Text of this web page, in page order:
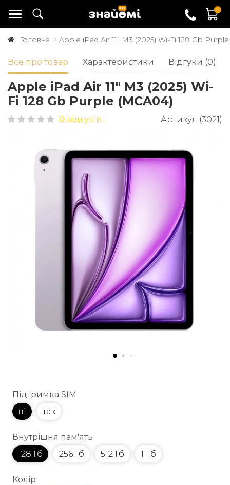
0
Головна Apple iPad Air 11" M3 (2025) Wi-Fi 128 Gb
Все про товар Характеристики Відгуки (0)
Apple iPad Air 11" M3 (2025) Wi-
Fi 128 Gb Purple (MCA04)
0 відгуків Артикул (3021)
Підтримка SIM
ні
так
Внутрішня пам'ять
128 Гб
256 Гб 512 Гб 1 Тб
Колір